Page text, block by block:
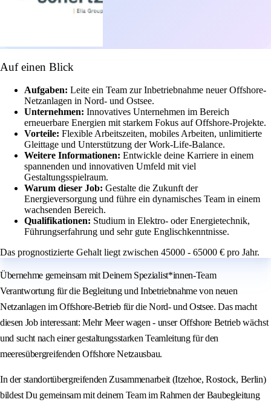
Auf einen Blick
Aufgaben: Leite ein Team zur Inbetriebnahme neuer Offshore-
Netzanlagen in Nord- und Ostsee.
Unternehmen: Innovatives Unternehmen im Bereich
erneuerbare Energien mit starkem Fokus auf Offshore-Projekte.
Vorteile: Flexible Arbeitszeiten, mobiles Arbeiten, unlimitierte
Gleittage und Unterstützung der Work-Life-Balance.
Weitere Informationen: Entwickle deine Karriere in einem
spannenden und innovativen Umfeld mit viel
Gestaltungsspielraum.
Warum dieser Job: Gestalte die Zukunft der
Energieversorgung und führe ein dynamisches Team in einem
wachsenden Bereich.
Qualifikationen: Studium in Elektro- oder Energietechnik,
Führungserfahrung und sehr gute Englischkenntnisse.
Das prognostizierte Gehalt liegt zwischen 45000 - 65000 € pro Jahr.
Übernehme gemeinsam mit Deinem Spezialist*innen-Team
Verantwortung für die Begleitung und Inbetriebnahme von neuen
Netzanlagen im Offshore-Betrieb für die Nord- und Ostsee. Das macht
diesen Job interessant: Mehr Meer wagen - unser Offshore Betrieb wächst
und sucht nach einer gestaltungsstarken Teamleitung für den
meeresübergreifenden Offshore Netzausbau.
In der standortübergreifenden Zusammenarbeit (Itzehoe, Rostock, Berlin)
bildest Du gemeinsam mit deinem Team im Rahmen der Baubegleitung